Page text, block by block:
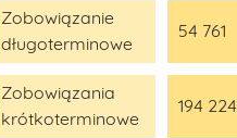
Zobowiązanie
długoterminowe
54 761
Zobowiązania
krótkoterminowe
194 224